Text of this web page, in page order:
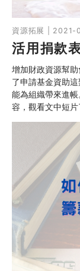
資源拓展 | 2021-
活用捐款
增加財政資源幫
了申請基金資助
能為組織帶來進
容，觀看文中短片